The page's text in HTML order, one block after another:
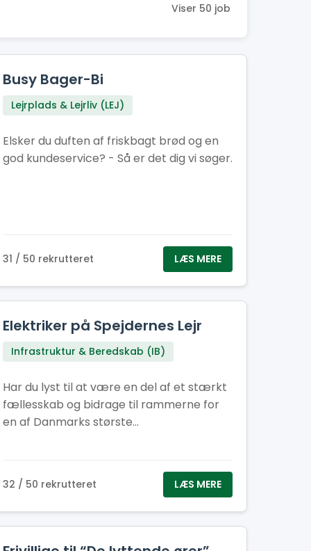
Viser 50 job
Busy Bager-Bi
Lejrplads & Lejrliv (LEJ)
Elsker du duften af friskbagt brød og en
god kundeservice? - Så er det dig vi søger.
31 / 50 rekrutteret LÆS MERE
Elektriker på Spejdernes Lejr
Infrastruktur & Beredskab (IB)
Har du lyst til at være en del af et stærkt
fællesskab og bidrage til rammerne for
en af Danmarks største
medhjælpere til flere perioder før, under
og efter lejren. Uanset om du kan være
med i få dage eller i en længere periode,
er din indsats afgørende for, at tusindvis
af spejdere får en tryg og velfungerende
32 / 50 rekrutteret LÆS MERE